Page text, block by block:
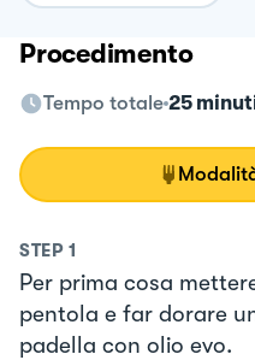
Procedimento
Tempo totale 25
STEP 1
Per prima cosa
pentola e far dorare
padella con olio evo.